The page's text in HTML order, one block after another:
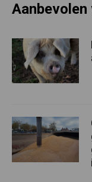
Aanbevolen